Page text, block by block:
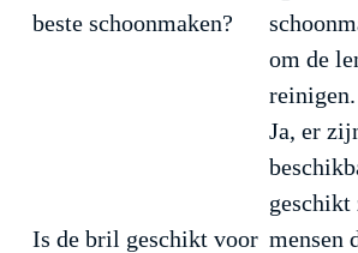
beste schoonmaken?
om de
reinigen.
Is de bril geschikt voor
Ja, er
mensen